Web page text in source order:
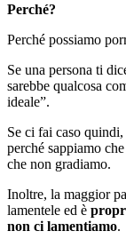
Perché?
Perché possiamo
Se una persona ti
sarebbe qualcosa
ideale”.
Se ci fai caso
perché sappiamo
che non gradiamo.
Inoltre, la maggior
lamentele ed è
non ci lamentiamo.